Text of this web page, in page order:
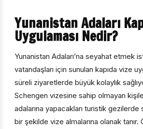
Yunanistan Adaları
Uygulaması Nedir?
Yunanistan Adaları’na seyahat etmek
vatandaşları için sunulan kapıda vize
süreli ziyaretlerde büyük kolaylık
Schengen vizesine sahip olmayan
adalarına yapacakları turistik gezilerde
bir şekilde vize almalarına olanak tanır.